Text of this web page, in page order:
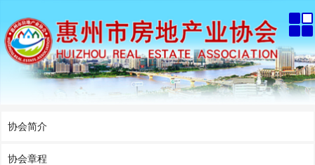
协会简介
协会章程